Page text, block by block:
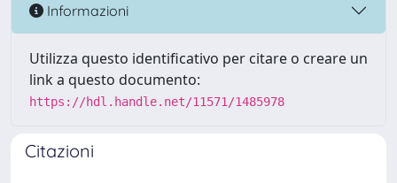
Informazioni
Utilizza questo identificativo per citare o creare un
link a questo documento:
https://hdl.handle.net/11571/1485978
Citazioni